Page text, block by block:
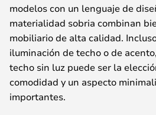
modelos con un lenguaje de
materialidad sobria combinan
mobiliario de alta calidad.
iluminación de techo o de
techo sin luz puede ser la
comodidad y un aspecto
importantes.